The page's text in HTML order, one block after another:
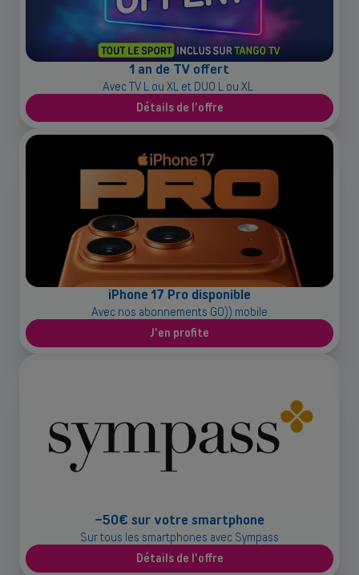
1 an de TV offert
Avec TV L ou XL et DUO L ou XL.
Détails de l'offre
iPhone 17 Pro disponible
Avec nos abonnements GO)) mobile
J'en profite
-50€ sur votre smartphone
Sur tous les smartphones avec Sympass
Détails de l'offre